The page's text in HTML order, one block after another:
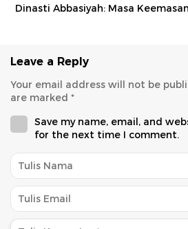
Dinasti Abbasiyah: Masa
Leave a Reply
Your email address will not be
are marked *
Save my name, email, and
for the next time I comment.